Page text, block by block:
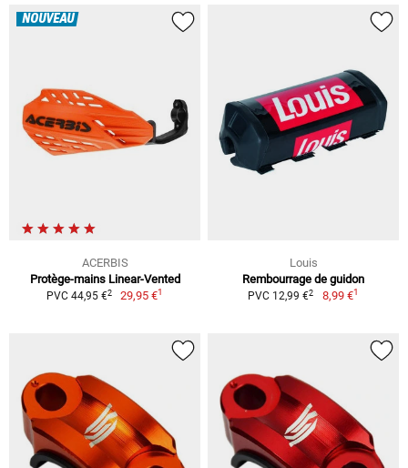
NOUVEAU
ACERBIS
Protège-mains Linear-Vented
PVC 44,95 €2 29,95 €1
Louis
Rembourrage de guidon
PVC 12,99 €2 8,99 €1